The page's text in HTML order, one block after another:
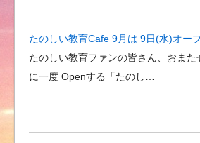
たのしい教育Cafe 9月は 9日(水)オー
たのしい教育ファンの皆さん、おまた
に一度 Openする「たのし…